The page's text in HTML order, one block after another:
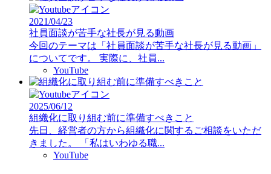
2021/04/23
社員面談が苦手な社長が見る動画
今回のテーマは「社員面談が苦手な社長が見る動画」
についてです。 実際に、社員...
YouTube
2025/06/12
組織化に取り組む前に準備すべきこと
先日、経営者の方から組織化に関するご相談をいただ
きました。 「私はいわゆる職...
YouTube